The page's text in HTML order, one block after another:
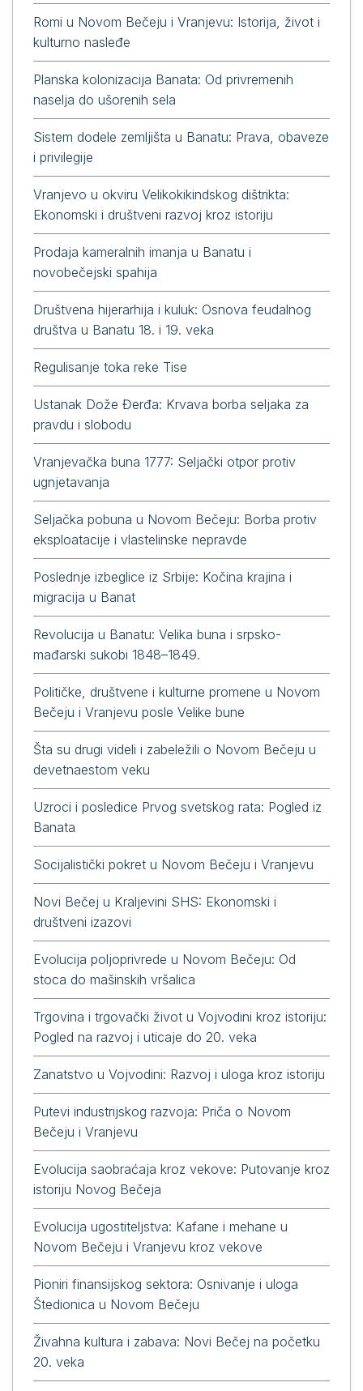
Romi u Novom Bečeju i Vranjevu: Istorija, život i
kulturno nasleđe
Planska kolonizacija Banata: Od privremenih
naselja do ušorenih sela
Sistem dodele zemljišta u Banatu: Prava, obaveze
i privilegije
Vranjevo u okviru Velikokikindskog dištrikta:
Ekonomski i društveni razvoj kroz istoriju
Prodaja kameralnih imanja u Banatu i
novobečejski spahija
Društvena hijerarhija i kuluk: Osnova feudalnog
društva u Banatu 18. i 19. veka
Regulisanje toka reke Tise
Ustanak Dože Đerđa: Krvava borba seljaka za
pravdu i slobodu
Vranjevačka buna 1777: Seljački otpor protiv
ugnjetavanja
Seljačka pobuna u Novom Bečeju: Borba protiv
eksploatacije i vlastelinske nepravde
Poslednje izbeglice iz Srbije: Kočina krajina i
migracija u Banat
Revolucija u Banatu: Velika buna i srpsko-
mađarski sukobi 1848–1849.
Političke, društvene i kulturne promene u Novom
Bečeju i Vranjevu posle Velike bune
Šta su drugi videli i zabeležili o Novom Bečeju u
devetnaestom veku
Uzroci i posledice Prvog svetskog rata: Pogled iz
Banata
Socijalistički pokret u Novom Bečeju i Vranjevu
Novi Bečej u Kraljevini SHS: Ekonomski i
društveni izazovi
Evolucija poljoprivrede u Novom Bečeju: Od
stoca do mašinskih vršalica
Trgovina i trgovački život u Vojvodini kroz istoriju:
Pogled na razvoj i uticaje do 20. veka
Zanatstvo u Vojvodini: Razvoj i uloga kroz istoriju
Putevi industrijskog razvoja: Priča o Novom
Bečeju i Vranjevu
Evolucija saobraćaja kroz vekove: Putovanje kroz
istoriju Novog Bečeja
Evolucija ugostiteljstva: Kafane i mehane u
Novom Bečeju i Vranjevu kroz vekove
Pioniri finansijskog sektora: Osnivanje i uloga
Štedionica u Novom Bečeju
Živahna kultura i zabava: Novi Bečej na početku
20. veka